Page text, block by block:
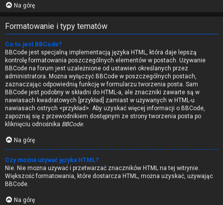
Na górę
Formatowanie i typy tematów
Co to jest BBCode?
BBCode jest specjalną implementacją języka HTML, która daje lepszą
kontrolę formatowania poszczególnych elementów w postach. Używanie
BBCode na forum jest uzależnione od ustawień określanych przez
administratora. Można wyłączyć BBCode w poszczególnych postach,
zaznaczając odpowiednią funkcję w formularzu tworzenia posta. Sam
BBCode jest podobny w składni do HTML-a, ale znaczniki zawarte są w
nawiasach kwadratowych [przykład] zamiast w używanych w HTML-u
nawiasach ostrych <przykład>. Aby uzyskać więcej informacji o BBCode,
zapoznaj się z przewodnikiem dostępnym ze strony tworzenia posta po
kliknięciu odnośnika BBCode.
Na górę
Czy można używać języka HTML?
Nie. Nie można używać i przetwarzać znaczników HTML na tej witrynie.
Większość formatowania, które dostarcza HTML, można uzyskać, używając
BBCode.
Na górę